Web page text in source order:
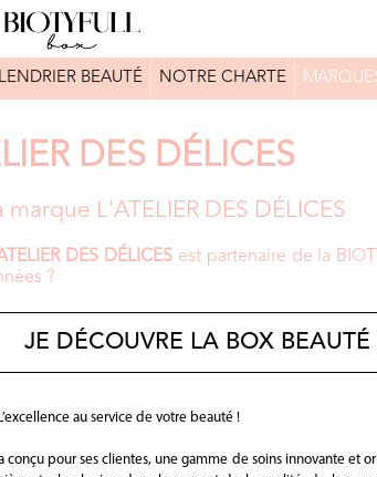
BEAUTÉ NOTRE CHARTE
DES DÉLICES
L'ATELIER DES DÉLICES
DES DÉLICESest partenaire de la
?
JE DÉCOUVRE LA BOX BEAUTÉ
au service de votre beauté !
a conçu pour ses clientes, une gamme de soins innovante